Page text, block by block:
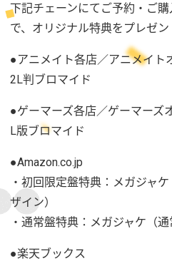
下記チェーンにてご予約・ご
で、オリジナル特典をプレゼン
●アニメイト各店／アニメイト
2L判ブロマイド
●ゲーマーズ各店／ゲーマーズ
L版ブロマイド
●Amazon.co.jp
・初回限定盤特典：メガジャ
ザイン）
・通常盤特典：メガジャケ（
●楽天ブックス